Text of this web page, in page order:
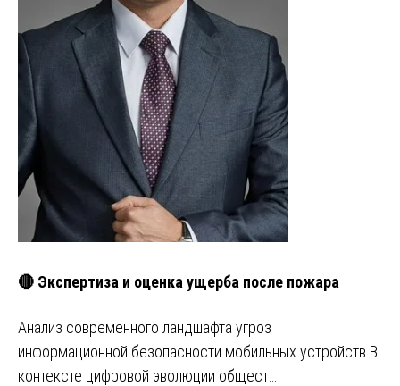
🔴 Экспертиза и оценка ущерба после пожара
Анализ современного ландшафта угроз
информационной безопасности мобильных устройств В
контексте цифровой эволюции общест…